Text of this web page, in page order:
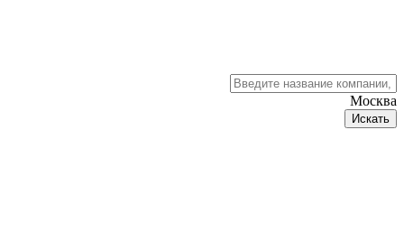
Москва
Искать